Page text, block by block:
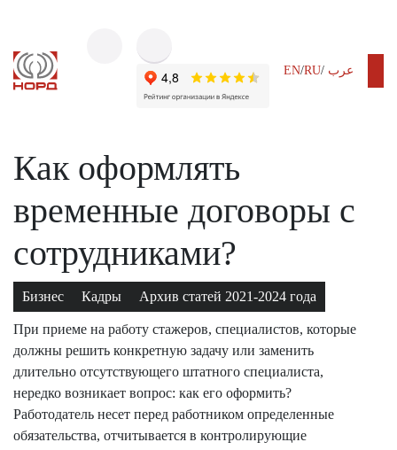
EN/RU/ عرب
Как оформлять
временные договоры с
сотрудниками?
Бизнес Кадры Архив статей 2021-2024 года
При приеме на работу стажеров, специалистов, которые
должны решить конкретную задачу или заменить
длительно отсутствующего штатного специалиста,
нередко возникает вопрос: как его оформить?
Работодатель несет перед работником определенные
обязательства, отчитывается в контролирующие